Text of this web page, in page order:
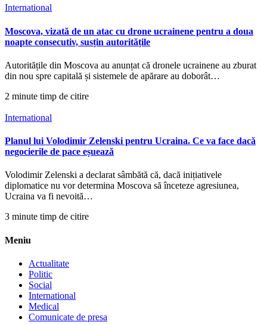
International
Moscova, vizată de un atac cu drone ucrainene pentru a doua
noapte consecutiv, susțin autoritățile
Autoritățile din Moscova au anunțat că dronele ucrainene au zburat
din nou spre capitală și sistemele de apărare au doborât…
2 minute timp de citire
International
Planul lui Volodimir Zelenski pentru Ucraina. Ce va face dacă
negocierile de pace eșuează
Volodimir Zelenski a declarat sâmbătă că, dacă inițiativele
diplomatice nu vor determina Moscova să înceteze agresiunea,
Ucraina va fi nevoită…
3 minute timp de citire
Meniu
Actualitate
Politic
Social
International
Medical
Comunicate de presa